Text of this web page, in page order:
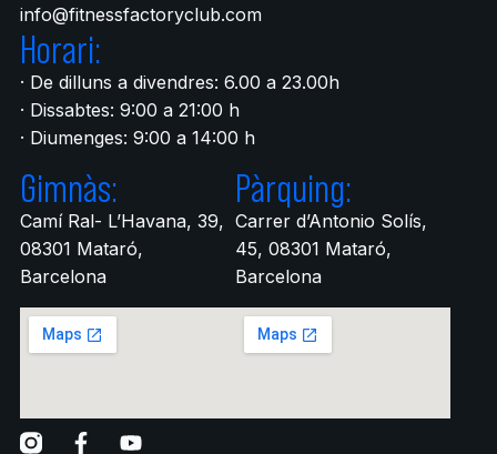
info@fitnessfactoryclub.com
Horari:
· De dilluns a divendres: 6.00 a 23.00h
· Dissabtes: 9:00 a 21:00 h
· Diumenges: 9:00 a 14:00 h
Gimnàs:
Camí Ral- L’Havana, 39,
08301 Mataró,
Barcelona
Pàrquing:
Carrer d’Antonio Solís,
45, 08301 Mataró,
Barcelona